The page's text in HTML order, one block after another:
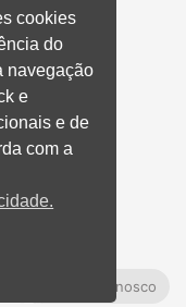
Fale Conosco
cookies
do
navegação
e
e de
com a